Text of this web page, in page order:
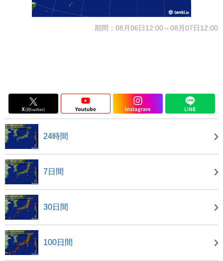
期間：08月06日12:00～08月07日12:00
24時間
7日間
30日間
100日間